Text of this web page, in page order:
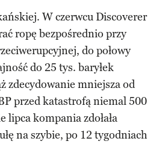
W czerwcu Discoverer
ropę bezpośrednio przy
do połowy
do 25 tys. baryłek
zdecydowanie mniejsza od
przed katastrofą niemal 500
lipca kompania zdołała
na szybie, po 12 tygodniach